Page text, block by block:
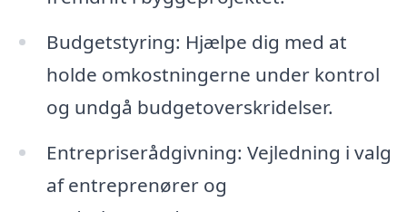
Budgetstyring: Hjælpe dig med at
holde omkostningerne under kontrol
og undgå budgetoverskridelser.
Entrepriserådgivning: Vejledning i valg
af entreprenører og